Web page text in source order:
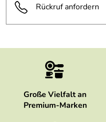
Rückruf anfordern
Große Vielfalt an
Premium-Marken